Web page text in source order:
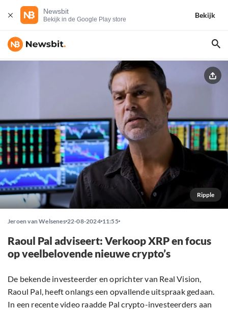
Newsbit
Bekijk in de Google Play store
Bekijk
Ripple
Jeroen van Welsenes 22-08-2024 11:55
Raoul Pal adviseert: Verkoop XRP en focus
op veelbelovende nieuwe crypto’s
De bekende investeerder en oprichter van Real Vision,
Raoul Pal, heeft onlangs een opvallende uitspraak gedaan.
In een recente video raadde Pal crypto-investeerders aan